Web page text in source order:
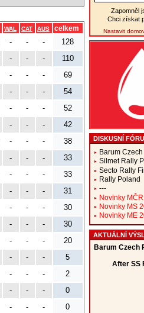
WAL CAT AUS celkem
- - -
128
- - -
110
- - -
69
- - -
54
- - -
52
- - -
42
- - -
38
- - -
33
- - -
33
- - -
31
- - -
30
- - -
30
- - -
20
- - -
5
- - - 2
- - - 0
- - - 0
Zapomněl
Chci získat
Nastavit
DISKUSNÍ
Barum
Silmet Rally
Secto Rally
Rally Poland
---
Novinky
Novinky MS
Novinky ME
AKTUÁLNÍ